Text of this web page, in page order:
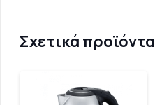
Σχετικά προϊόντα